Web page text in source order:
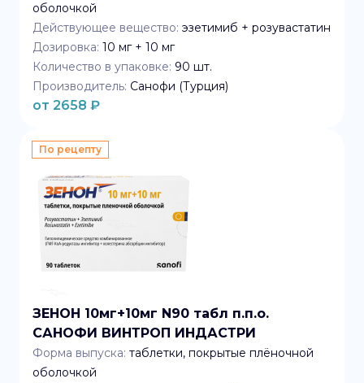
оболочкой
Действующее вещество: эзетимиб + розувастатин
Дозировка: 10 мг + 10 мг
Количество в упаковке: 90 шт.
Производитель: Санофи (Турция)
от 2658 ₽
По рецепту
ЗЕНОН 10мг+10мг N90 табл п.п.о.
САНОФИ ВИНТРОП ИНДАСТРИ
Форма выпуска: таблетки, покрытые плёночной
оболочкой